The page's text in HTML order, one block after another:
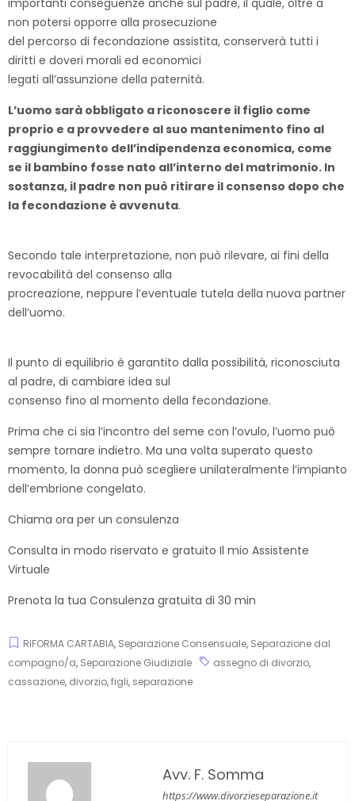
non potersi opporre alla prosecuzione
del percorso di fecondazione assistita, conserverà tutti i
diritti e doveri morali ed economici
legati all’assunzione della paternità.
L’uomo sarà obbligato a riconoscere il figlio come
proprio e a provvedere al suo mantenimento fino al
raggiungimento dell’indipendenza economica, come
se il bambino fosse nato all’interno del matrimonio. In
sostanza, il padre non può ritirare il consenso dopo che
la fecondazione è avvenuta.
Secondo tale interpretazione, non può rilevare, ai fini della
revocabilità del consenso alla
procreazione, neppure l’eventuale tutela della nuova partner
dell’uomo.
Il punto di equilibrio è garantito dalla possibilità, riconosciuta
al padre, di cambiare idea sul
consenso fino al momento della fecondazione.
Prima che ci sia l’incontro del seme con l’ovulo, l’uomo può
sempre tornare indietro. Ma una volta superato questo
momento, la donna può scegliere unilateralmente l’impianto
dell’embrione congelato.
Chiama ora per un consulenza
Consulta in modo riservato e gratuito Il mio Assistente
Virtuale
Prenota la tua Consulenza gratuita di 30 min
RIFORMA CARTABIA, Separazione Consensuale, Separazione dal
compagno/a, Separazione Giudiziale assegno di divorzio,
cassazione, divorzio,figli, separazione
Avv. F. Somma
https://www.divorzieseparazione.it